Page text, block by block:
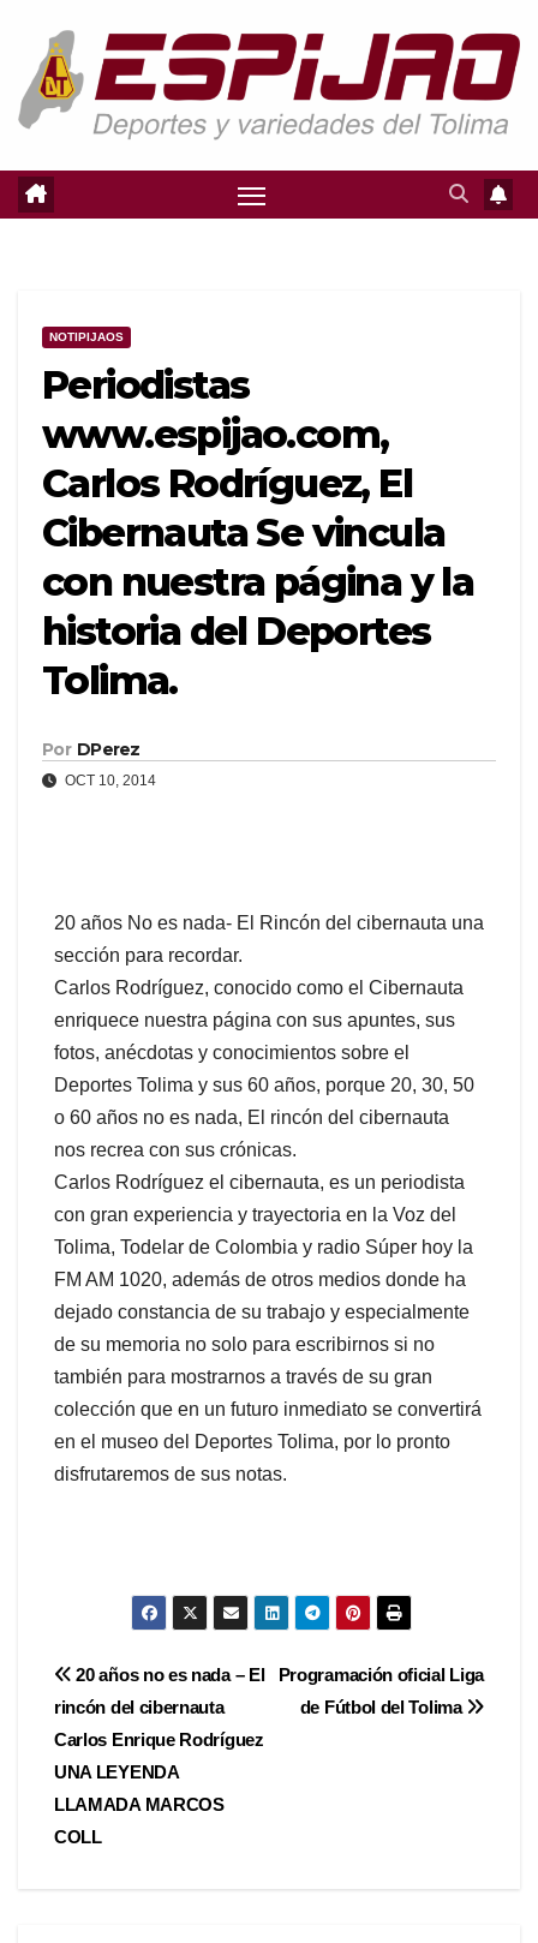
contenido
NOTIPIJAOS
Periodistas
www.espijao.com,
Carlos Rodríguez, El
Cibernauta Se vincula
con nuestra página y la
historia del Deportes
Tolima.
Por DPerez
OCT 10, 2014
20 años No es nada- El Rincón del cibernauta una
sección para recordar.
Carlos Rodríguez, conocido como el Cibernauta
enriquece nuestra página con sus apuntes, sus
fotos, anécdotas y conocimientos sobre el
Deportes Tolima y sus 60 años, porque 20, 30, 50
o 60 años no es nada, El rincón del cibernauta
nos recrea con sus crónicas.
Carlos Rodríguez el cibernauta, es un periodista
con gran experiencia y trayectoria en la Voz del
Tolima, Todelar de Colombia y radio Súper hoy la
FM AM 1020, además de otros medios donde ha
dejado constancia de su trabajo y especialmente
de su memoria no solo para escribirnos si no
también para mostrarnos a través de su gran
colección que en un futuro inmediato se convertirá
en el museo del Deportes Tolima, por lo pronto
disfrutaremos de sus notas.
Navegación
de
entradas
Programación oficial Liga
de Fútbol del Tolima
20 años no es nada – El
rincón del cibernauta
Carlos Enrique Rodríguez
UNA LEYENDA
LLAMADA MARCOS
COLL